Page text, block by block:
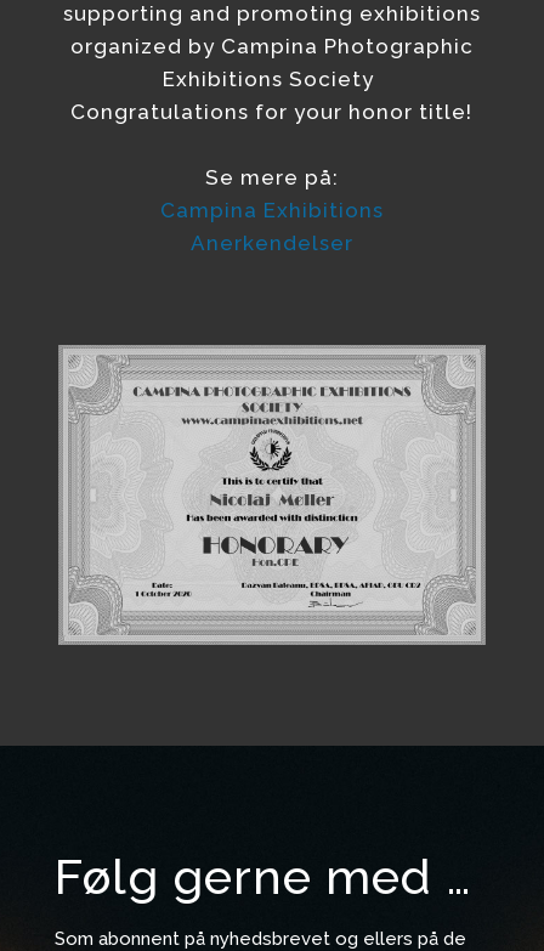
supporting and promoting exhibitions
organized by Campina Photographic
Exhibitions Society
Congratulations for your honor title!
Se mere på:
Campina Exhibitions
Anerkendelser
Følg gerne med …
Som abonnent på nyhedsbrevet og ellers på de